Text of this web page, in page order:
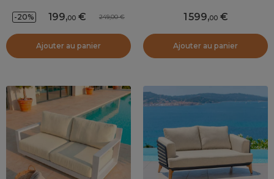
-20% 199,00 249,00
Ajouter au panier
1 599,00
Ajouter au panier